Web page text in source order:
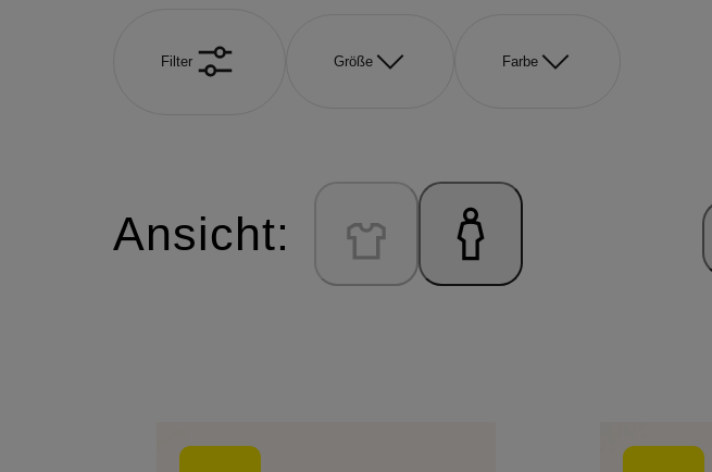
Filter Größe Farbe
Ansicht: